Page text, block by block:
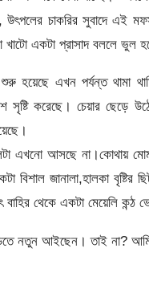
চাকরির সুবাদে এই
একটা প্রাসাদ বললে ভুল
শুরু হয়েছে এখন পর্যন্ত থামা
সৃষ্টি করেছে। চেয়ার ছেড়ে
এখনো আসছে না।কোথায়
জানালা,হালকা বৃষ্টির
বাহির থেকে একটা মেয়েলি
নতুন আইছেন। তাই না?